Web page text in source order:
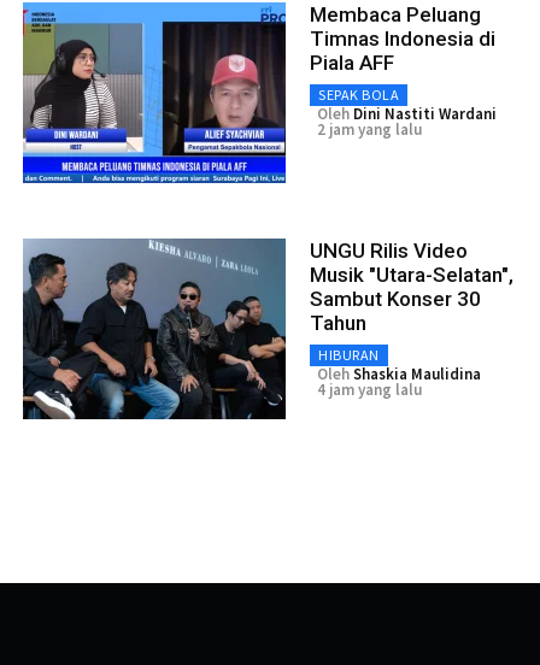
Membaca Peluang
Timnas Indonesia di
Piala AFF
SEPAK BOLA
Oleh Dini Nastiti Wardani
2 jam yang lalu
UNGU Rilis Video
Musik "Utara-Selatan",
Sambut Konser 30
Tahun
HIBURAN
OlehShaskia Maulidina
4 jam yang lalu